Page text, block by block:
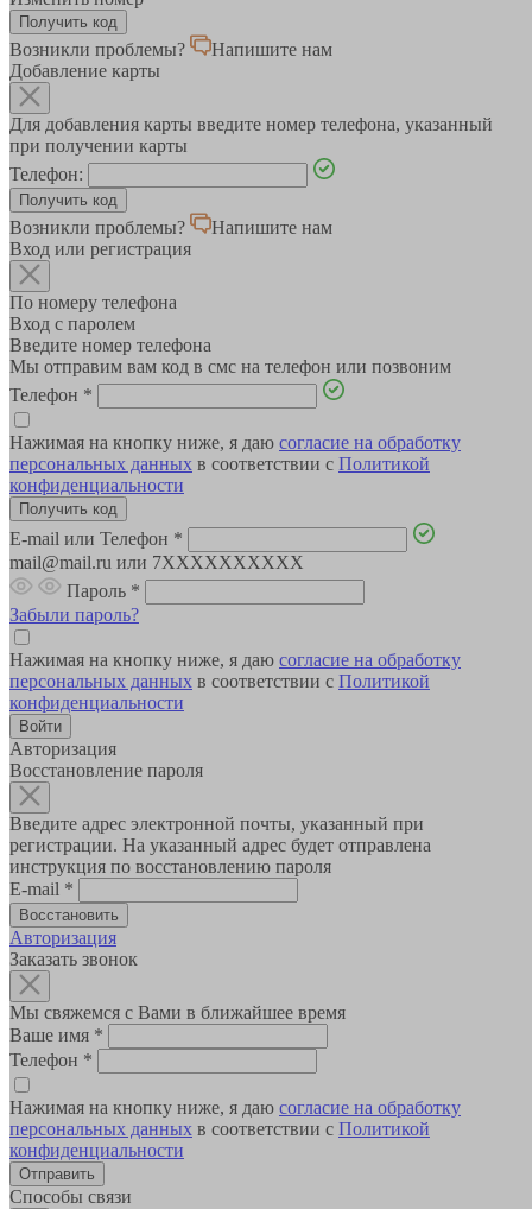
Возникли проблемы?
Напишите нам
Добавление карты
Для добавления карты введите номер телефона, указанный
при получении карты
Телефон:
Возникли проблемы?
Напишите нам
Вход или регистрация
По номеру телефона
Вход с паролем
Введите номер телефона
Мы отправим вам код в смс на телефон или позвоним
Телефон *
Нажимая на кнопку ниже, я даю согласие на обработку
персональных данных в соответствии с Политикой
конфиденциальности
E-mail или Телефон *
mail@mail.ru или 7XXXXXXXXXX
Пароль *
Забыли пароль?
Нажимая на кнопку ниже, я даю согласие на обработку
персональных данных в соответствии с Политикой
конфиденциальности
Авторизация
Восстановление пароля
Введите адрес электронной почты, указанный при
регистрации. На указанный адрес будет отправлена
инструкция по восстановлению пароля
E-mail *
Авторизация
Заказать звонок
Мы свяжемся с Вами в ближайшее время
Ваше имя *
Телефон *
Нажимая на кнопку ниже, я даю согласие на обработку
персональных данных в соответствии с Политикой
конфиденциальности
Способы связи